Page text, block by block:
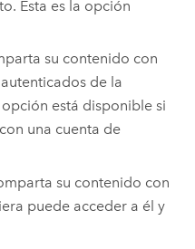
Esta es la opción
su contenido con
de la
está disponible si
una cuenta de
su contenido con
puede acceder a él y